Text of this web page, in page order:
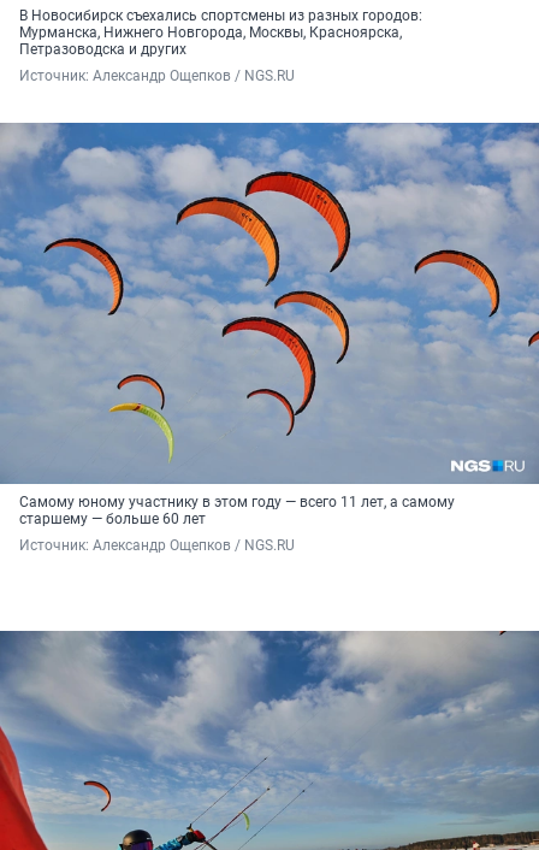
В Новосибирск съехались спортсмены из разных городов:
Мурманска, Нижнего Новгорода, Москвы, Красноярска,
Петразоводска и других
Источник: Александр Ощепков / NGS.RU
Самому юному участнику в этом году — всего 11 лет, а самому
старшему — больше 60 лет
Источник: Александр Ощепков / NGS.RU